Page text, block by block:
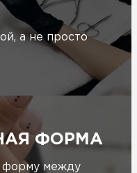
а не просто
ФОРМА
форму между